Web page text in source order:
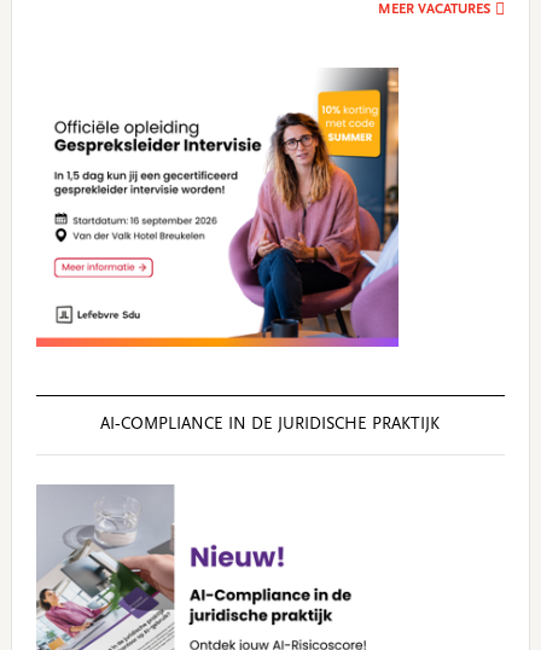
MEER VACATURES
AI‑COMPLIANCE IN DE JURIDISCHE PRAKTIJK